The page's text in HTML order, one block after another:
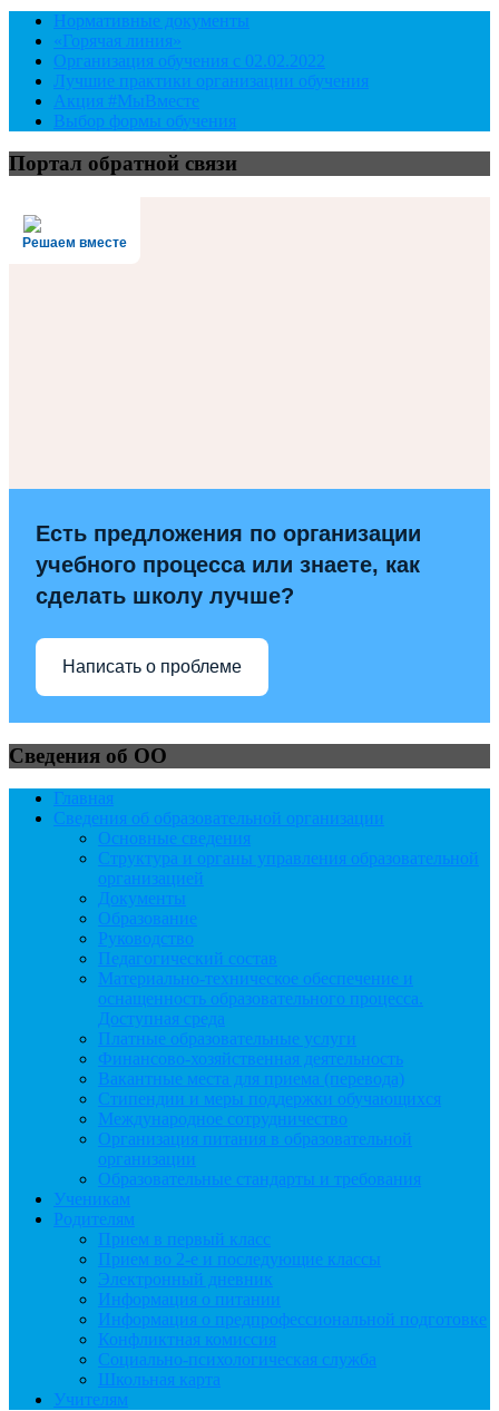
Нормативные документы
«Горячая линия»
Организация обучения с 02.02.2022
Лучшие практики организации обучения
Акция #МыВместе
Выбор формы обучения
Портал обратной связи
Решаем вместе
Есть предложения по организации
учебного процесса или знаете, как
сделать школу лучше?
Написать о проблеме
Сведения об ОО
Главная
Сведения об образовательной организации
Основные сведения
Структура и органы управления образовательной
организацией
Документы
Образование
Руководство
Педагогический состав
Материально-техническое обеспечение и
оснащенность образовательного процесса.
Доступная среда
Платные образовательные услуги
Финансово-хозяйственная деятельность
Вакантные места для приема (перевода)
Стипендии и меры поддержки обучающихся
Международное сотрудничество
Организация питания в образовательной
организации
Образовательные стандарты и требования
Ученикам
Родителям
Прием в первый класс
Прием во 2-е и последующие классы
Электронный дневник
Информация о питании
Информация о предпрофессиональной подготовке
Конфликтная комиссия
Социально-психологическая служба
Школьная карта
Учителям